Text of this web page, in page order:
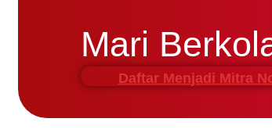
Mari
DAFTAR MENJAD I MITRA N